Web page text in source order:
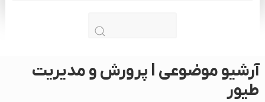
آرشیو موضوعی l پرورش و مدیریت
طیور